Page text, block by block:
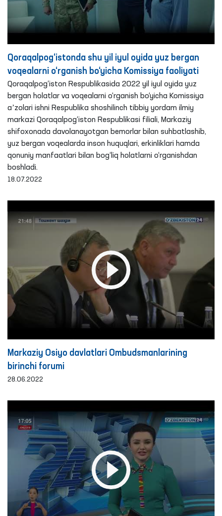
Qoraqalpog‘istonda shu yil iyul oyida yuz bergan
voqealarni o‘rganish bo‘yicha Komissiya faoliyati
Qoraqalpog‘iston Respublikasida 2022 yil iyul oyida yuz
bergan holatlar va voqealarni o‘rganish bo‘yicha Komissiya
aʼzolari ishni Respublika shoshilinch tibbiy yordam ilmiy
markazi Qoraqalpog‘iston Respublikasi filiali, Markaziy
shifoxonada davolanayotgan bemorlar bilan suhbatlashib,
yuz bergan voqealarda inson huquqlari, erkinliklari hamda
qonuniy manfaatlari bilan bog‘liq holatlarni o‘rganishdan
boshladi.
18.07.2022
Markaziy Osiyo davlatlari Ombudsmanlarining
birinchi forumi
28.06.2022